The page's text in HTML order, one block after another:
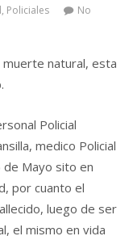
, Policiales
No
muerte natural, esta
Policial
medico Policial
Mayo sito en
por cuanto el
luego de ser
el mismo en vida